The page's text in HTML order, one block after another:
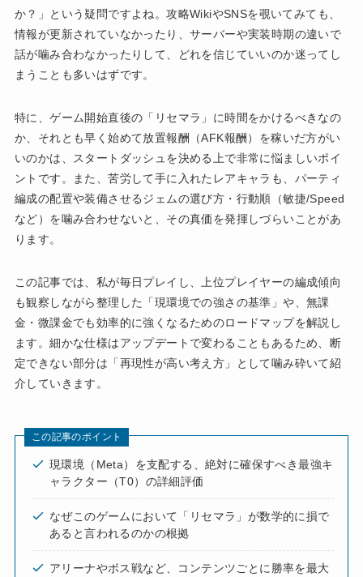
か？」という疑問ですよね。攻略WikiやSNSを覗いてみても、
情報が更新されていなかったり、サーバーや実装時期の違いで
話が噛み合わなかったりして、どれを信じていいのか迷ってし
まうことも多いはずです。
特に、ゲーム開始直後の「リセマラ」に時間をかけるべきなの
か、それとも早く始めて放置報酬（AFK報酬）を稼いだ方がい
いのかは、スタートダッシュを決める上で非常に悩ましいポイ
ントです。また、苦労して手に入れたレアキャラも、パーティ
編成の配置や装備させるジェムの選び方・行動順（敏捷/Speed
など）を噛み合わせないと、その真価を発揮しづらいことがあ
ります。
この記事では、私が毎日プレイし、上位プレイヤーの編成傾向
も観察しながら整理した「現環境での強さの基準」や、無課
金・微課金でも効率的に強くなるためのロードマップを解説し
ます。細かな仕様はアップデートで変わることもあるため、断
定できない部分は「再現性が高い考え方」として噛み砕いて紹
介していきます。
この記事のポイント
現環境（Meta）を支配する、絶対に確保すべき最強キ
ャラクター（T0）の詳細評価
なぜこのゲームにおいて「リセマラ」が数学的に損で
あると言われるのかの根拠
アリーナやボス戦など、コンテンツごとに勝率を最大